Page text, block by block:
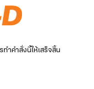
ำคำสั่งนี้ให้เสร็จสิ้น